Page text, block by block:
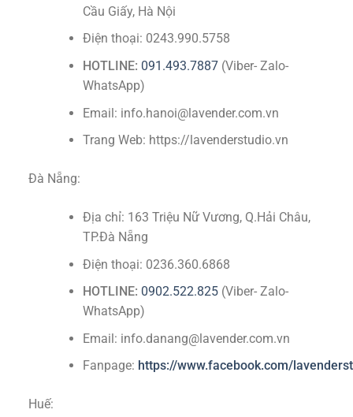
Cầu Giấy, Hà Nội
Điện thoại: 0243.990.5758
HOTLINE: 091.493.7887(Viber- Zalo-
WhatsApp)
Email: info.hanoi@lavender.com.vn
Trang Web: https://lavenderstudio.vn
Đà Nẵng:
Địa chỉ: 163 Triệu Nữ Vương, Q.Hải Châu,
TP.Đà Nẵng
Điện thoại: 0236.360.6868
HOTLINE: 0902.522.825(Viber- Zalo-
WhatsApp)
Email: info.danang@lavender.com.vn
Fanpage: https://www.facebook.com/
Huế: